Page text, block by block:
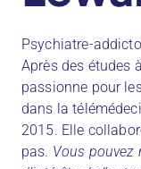
Psychiatre-
Après des études
passionne pour
dans la
2015. Elle
pas. Vous pouvez